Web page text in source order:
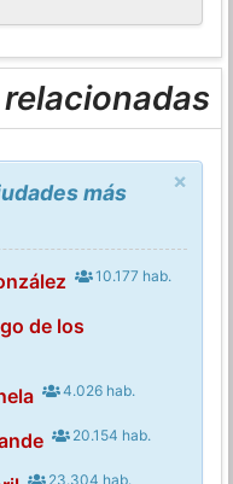
×
más
10.177 hab.
de los
4.026 hab.
20.154 hab.
23.304 hab.